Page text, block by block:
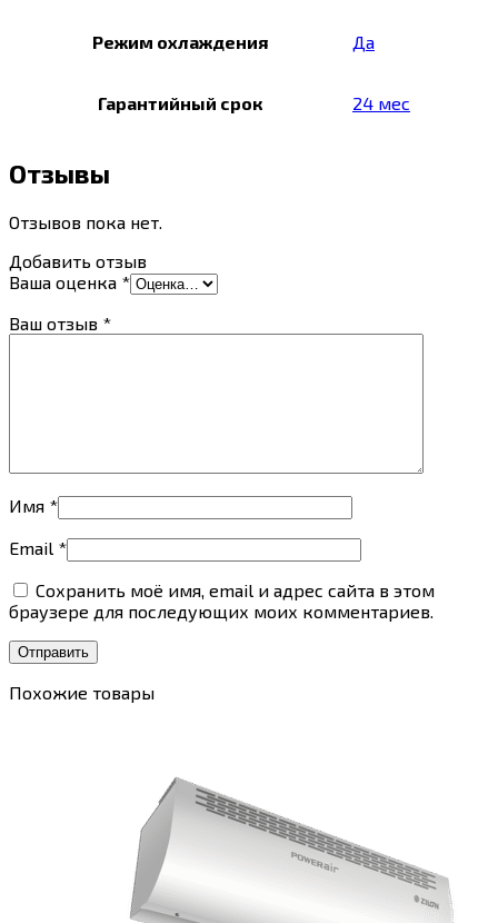
Режим охлаждения Да
Гарантийный срок 24 мес
Отзывы
Отзывов пока нет.
Добавить отзыв
Ваша оценка *
Ваш отзыв *
Имя *
Email *
Сохранить моё имя, email и адрес сайта в этом
браузере для последующих моих комментариев.
Похожие товары